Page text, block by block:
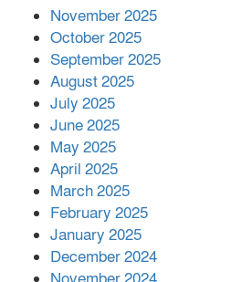
পর ফোন
November 2025
October 2025
September 2025
August 2025
July 2025
June 2025
May 2025
April 2025
March 2025
February 2025
January 2025
December 2024